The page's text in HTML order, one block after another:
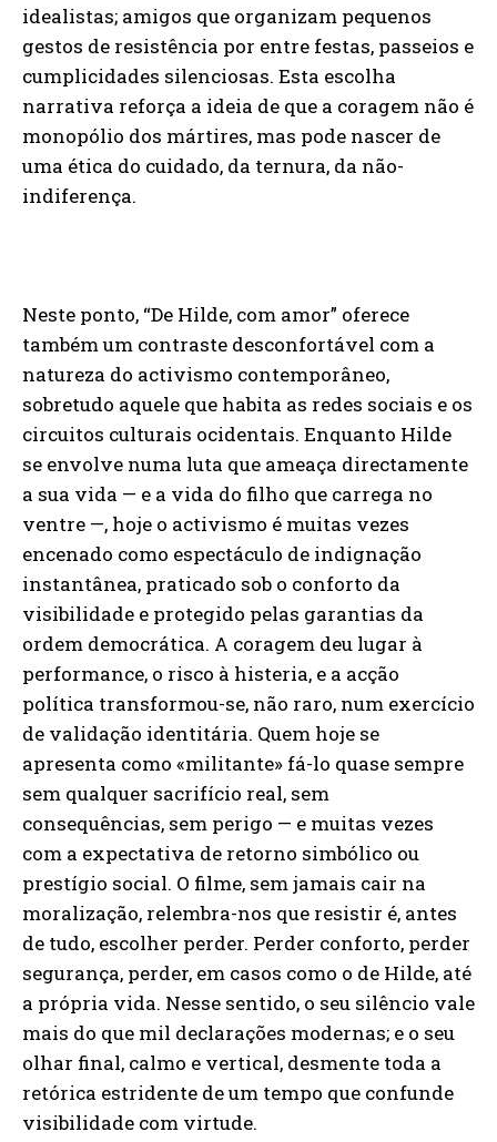
idealistas; amigos que organizam pequenos
gestos de resistência por entre festas, passeios e
cumplicidades silenciosas. Esta escolha
narrativa reforça a ideia de que a coragem não é
monopólio dos mártires, mas pode nascer de
uma ética do cuidado, da ternura, da não-
indiferença.
Neste ponto, “De Hilde, com amor” oferece
também um contraste desconfortável com a
natureza do activismo contemporâneo,
sobretudo aquele que habita as redes sociais e os
circuitos culturais ocidentais. Enquanto Hilde
se envolve numa luta que ameaça directamente
a sua vida — e a vida do filho que carrega no
ventre —, hoje o activismo é muitas vezes
encenado como espectáculo de indignação
instantânea, praticado sob o conforto da
visibilidade e protegido pelas garantias da
ordem democrática. A coragem deu lugar à
performance, o risco à histeria, e a acção
política transformou-se, não raro, num exercício
de validação identitária. Quem hoje se
apresenta como «militante» fá-lo quase sempre
sem qualquer sacrifício real, sem
consequências, sem perigo — e muitas vezes
com a expectativa de retorno simbólico ou
prestígio social. O filme, sem jamais cair na
moralização, relembra-nos que resistir é, antes
de tudo, escolher perder. Perder conforto, perder
segurança, perder, em casos como o de Hilde, até
a própria vida. Nesse sentido, o seu silêncio vale
mais do que mil declarações modernas; e o seu
olhar final, calmo e vertical, desmente toda a
retórica estridente de um tempo que confunde
visibilidade com virtude.